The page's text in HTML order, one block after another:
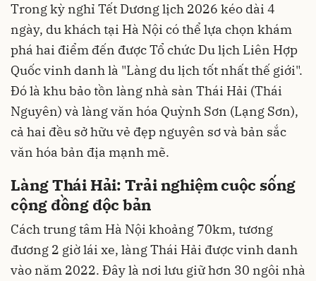
Trong kỳ nghỉ Tết Dương lịch 2026 kéo dài 4
ngày, du khách tại Hà Nội có thể lựa chọn khám
phá hai điểm đến được Tổ chức Du lịch Liên Hợp
Quốc vinh danh là "Làng du lịch tốt nhất thế giới".
Đó là khu bảo tồn làng nhà sàn Thái Hải (Thái
Nguyên) và làng văn hóa Quỳnh Sơn (Lạng Sơn),
cả hai đều sở hữu vẻ đẹp nguyên sơ và bản sắc
văn hóa bản địa mạnh mẽ.
Làng Thái Hải: Trải nghiệm cuộc sống
cộng đồng độc bản
Cách trung tâm Hà Nội khoảng 70km, tương
đương 2 giờ lái xe, làng Thái Hải được vinh danh
vào năm 2022. Đây là nơi lưu giữ hơn 30 ngôi nhà